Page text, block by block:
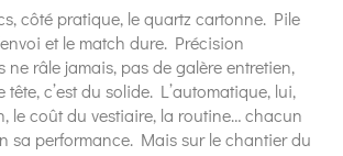
côté pratique, le quartz cartonne. Pile
et le match dure. Précision
ne râle jamais, pas de galère entretien,
tête, c’est du solide. L’automatique, lui,
le coût du vestiaire, la routine… chacun
sa performance. Mais sur le chantier du